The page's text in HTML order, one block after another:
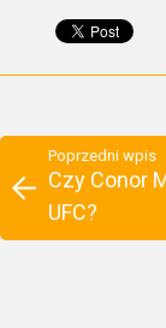
Poprzedni wpis
Czy Conor
UFC?